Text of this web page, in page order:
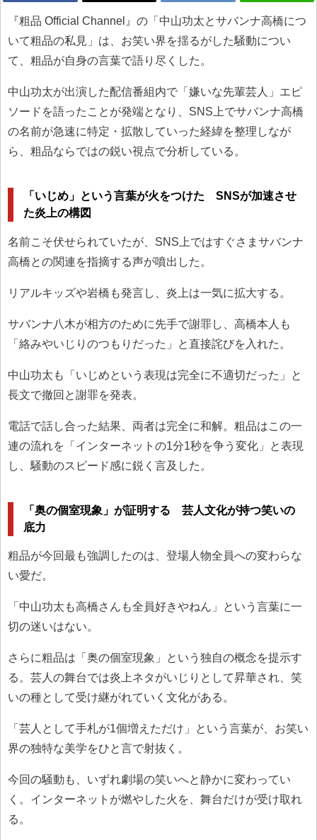
『粗品 Official Channel』の「中山功太とサバンナ高橋につ
いて粗品の私見」は、お笑い界を揺るがした騒動につい
て、粗品が自身の言葉で語り尽くした。
中山功太が出演した配信番組内で「嫌いな先輩芸人」エピ
ソードを語ったことが発端となり、SNS上でサバンナ高橋
の名前が急速に特定・拡散していった経緯を整理しなが
ら、粗品ならではの鋭い視点で分析している。
「いじめ」という言葉が火をつけた SNSが加速させ
た炎上の構図
名前こそ伏せられていたが、SNS上ではすぐさまサバンナ
高橋との関連を指摘する声が噴出した。
リアルキッズや岩橋も発言し、炎上は一気に拡大する。
サバンナ八木が相方のために先手で謝罪し、高橋本人も
「絡みやいじりのつもりだった」と直接詫びを入れた。
中山功太も「いじめという表現は完全に不適切だった」と
長文で撤回と謝罪を発表。
電話で話し合った結果、両者は完全に和解。粗品はこの一
連の流れを「インターネットの1分1秒を争う変化」と表現
し、騒動のスピード感に鋭く言及した。
「奥の個室現象」が証明する 芸人文化が持つ笑いの
底力
粗品が今回最も強調したのは、登場人物全員への変わらな
い愛だ。
「中山功太も高橋さんも全員好きやねん」という言葉に一
切の迷いはない。
さらに粗品は「奥の個室現象」という独自の概念を提示す
る。芸人の舞台では炎上ネタがいじりとして昇華され、笑
いの種として受け継がれていく文化がある。
「芸人として手札が1個増えただけ」という言葉が、お笑い
界の独特な美学をひと言で射抜く。
今回の騒動も、いずれ劇場の笑いへと静かに変わってい
く。インターネットが燃やした火を、舞台だけが受け取れ
る。